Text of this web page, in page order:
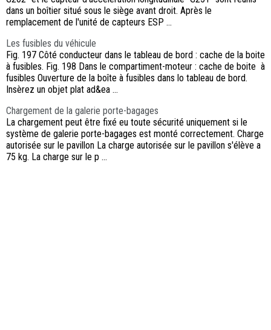
dans un boîtier situé sous le siège avant droit. Après le
remplacement de l'unité de capteurs ESP ...
Les fusibles du véhicule
Fig. 197 Côté conducteur dans le tableau de bord : cache de la boite
à fusibles. Fig. 198 Dans le compartiment-moteur : cache de boite à
fusibles Ouverture de la boîte à fusibles dans lo tableau de bord.
Insèrez un objet plat ad&ea ...
Chargement de la galerie porte-bagages
La chargement peut être fixé eu toute sécurité uniquement si le
système de galerie porte-bagages est monté correctement. Charge
autorisée sur le pavillon La charge autorisée sur le pavillon s'élève a
75 kg. La charge sur le p ...